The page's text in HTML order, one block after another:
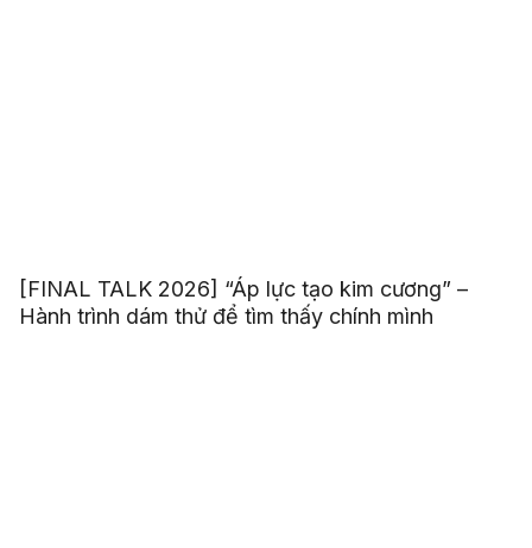
[FINAL TALK 2026] “Áp lực tạo kim cương” –
Hành trình dám thử để tìm thấy chính mình